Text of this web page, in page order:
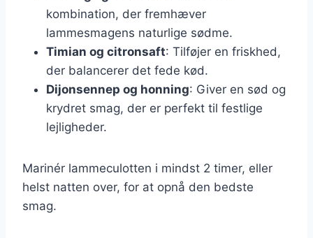
kombination, der fremhæver
lammesmagens naturlige sødme.
Timian og citronsaft: Tilføjer en friskhed,
der balancerer det fede kød.
Dijonsennep og honning: Giver en sød og
krydret smag, der er perfekt til festlige
lejligheder.
Marinér lammeculotten i mindst 2 timer, eller
helst natten over, for at opnå den bedste
smag.